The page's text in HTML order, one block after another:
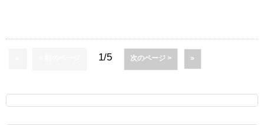
1/5 次のページ > »